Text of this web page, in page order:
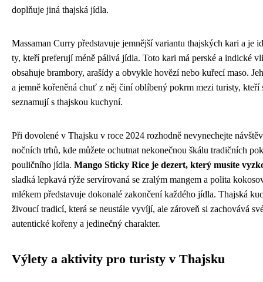
doplňuje jiná thajská jídla.
Massaman Curry představuje jemnější variantu thajských kari a je
ty, kteří preferují méně pálivá jídla. Toto kari má perské a indické
obsahuje brambory, arašídy a obvykle hovězí nebo kuřecí maso.
a jemně kořeněná chuť z něj činí oblíbený pokrm mezi turisty, kteří
seznamují s thajskou kuchyní.
Při dovolené v Thajsku v roce 2024 rozhodně nevynechejte
nočních trhů, kde můžete ochutnat nekonečnou škálu tradičních
pouličního jídla. Mango Sticky Rice je dezert, který musíte
sladká lepkavá rýže servírovaná se zralým mangem a polita
mlékem představuje dokonalé zakončení každého jídla. Thajská
živoucí tradicí, která se neustále vyvíjí, ale zároveň si zachovává
autentické kořeny a jedinečný charakter.
Výlety a aktivity pro turisty v Thajsku